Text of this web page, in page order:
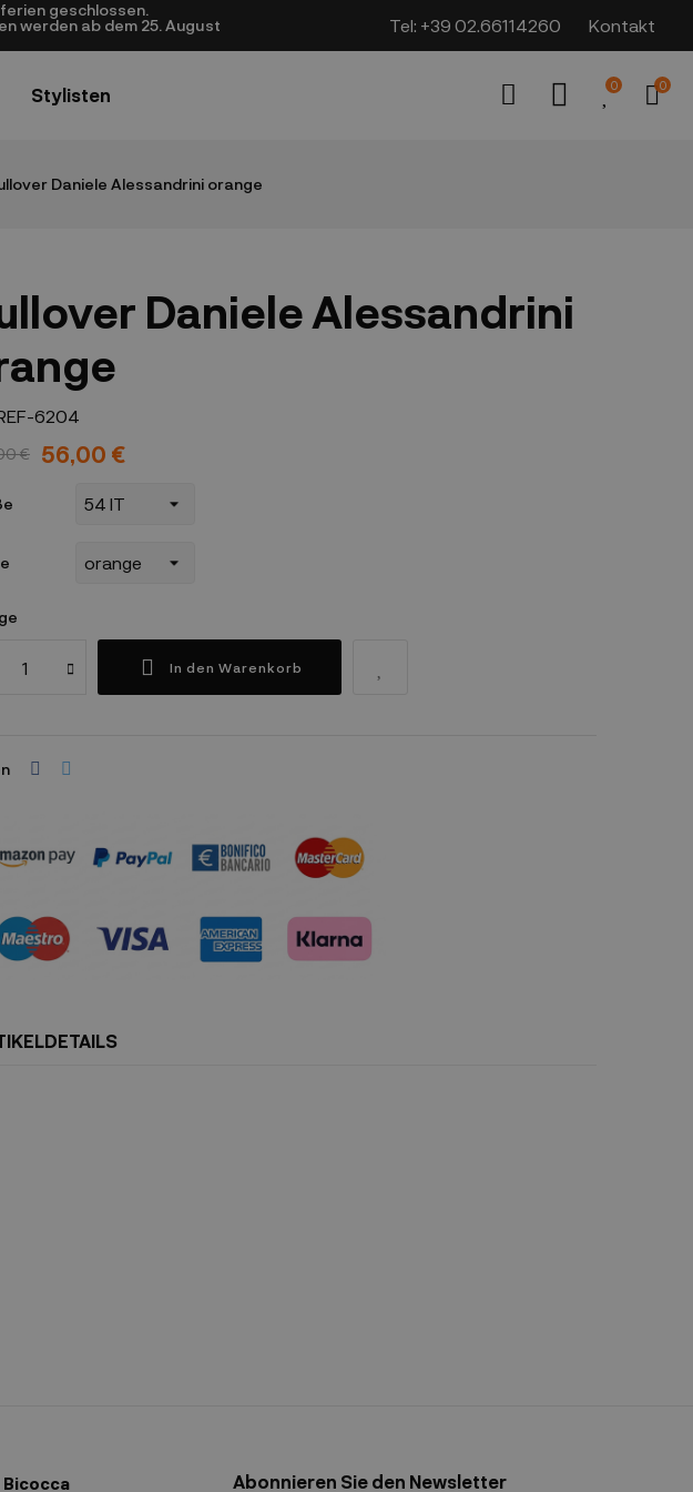
geschlossen.
werden ab dem 25. August
Tel: +39 02.66114260 Kontakt
Stylisten 0 0
Daniele Alessandrini orange
Daniele Alessandrini
6204
€ 56,00 €
In den Warenkorb
Abonnieren Sie den Newsletter